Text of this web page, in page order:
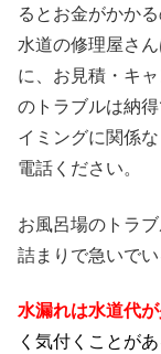
るとお金がかか
水道の修理屋さ
に、お見積・キ
のトラブルは納
イミングに関係
電話ください。
お風呂場のトラ
詰まりで急いで
水漏れは水道代
く気付くことが